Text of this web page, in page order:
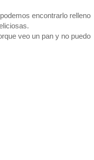
encontrarlo relleno
veo un pan y no puedo